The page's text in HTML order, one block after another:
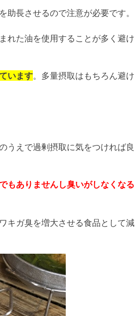
長させるので注意が必要です。
れた油を使用することが多く避け
います 。多量摂取はもちろん避け
うえで過剰摂取に気をつければ良
もありませんし臭いがしなくなる
キガ臭を増大させる食品として減